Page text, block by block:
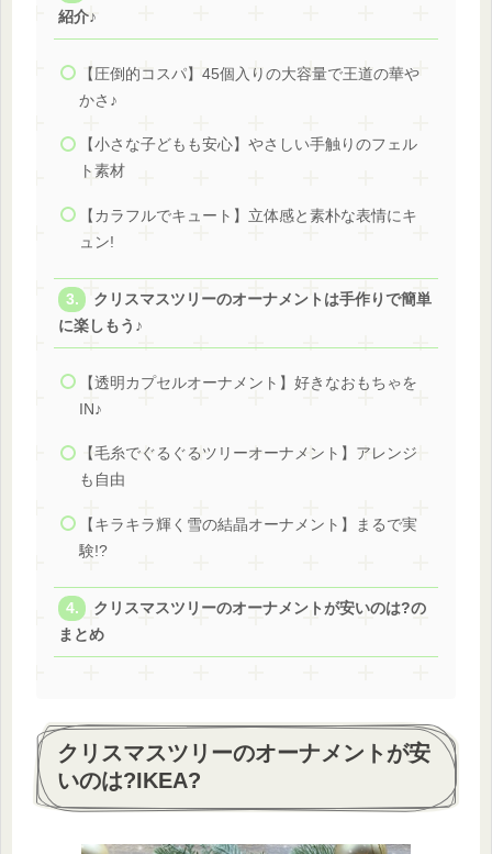
紹介♪
【圧倒的コスパ】45個入りの大容量で王道の華や
かさ♪
【小さな子どもも安心】やさしい手触りのフェル
ト素材
【カラフルでキュート】立体感と素朴な表情にキ
ュン!
クリスマスツリーのオーナメントは手作りで簡単
に楽しもう♪
【透明カプセルオーナメント】好きなおもちゃを
IN♪
【毛糸でぐるぐるツリーオーナメント】アレンジ
も自由
【キラキラ輝く雪の結晶オーナメント】まるで実
験!?
クリスマスツリーのオーナメントが安いのは?の
まとめ
クリスマスツリーのオーナメントが安
いのは?IKEA?